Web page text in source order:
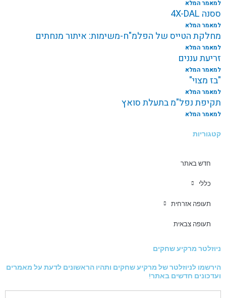
למאמר המלא
ססנה 4X-DAL
למאמר המלא
מחלקת הטייס של הפלמ"ח-משימות: איתור מנחתים
למאמר המלא
זריעת עננים
למאמר המלא
"בז מצוי"
למאמר המלא
תקיפת נפל"מ בתעלת סואץ
למאמר המלא
קטגוריות
חדש באתר
כללי
תעופה אזרחית
תעופה צבאית
ניוזלטר מרקיע שחקים
הירשמו לניוזלטר של מרקיע שחקים ותהיו הראשונים לדעת על מאמרים
ועדכונים חדשים באתר!